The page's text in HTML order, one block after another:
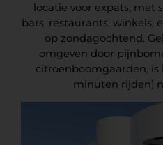
locatie voor expats, met
bars, restaurants, winkels,
op zondagochtend.
omgeven door
citroenboomgaarden, is
minuten rijden)